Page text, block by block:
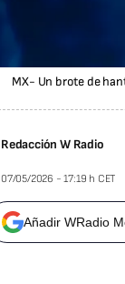
MX- Un brote de
Redacción W Radio
07/05/2026 - 17:19 h CET
Añadir WRadio